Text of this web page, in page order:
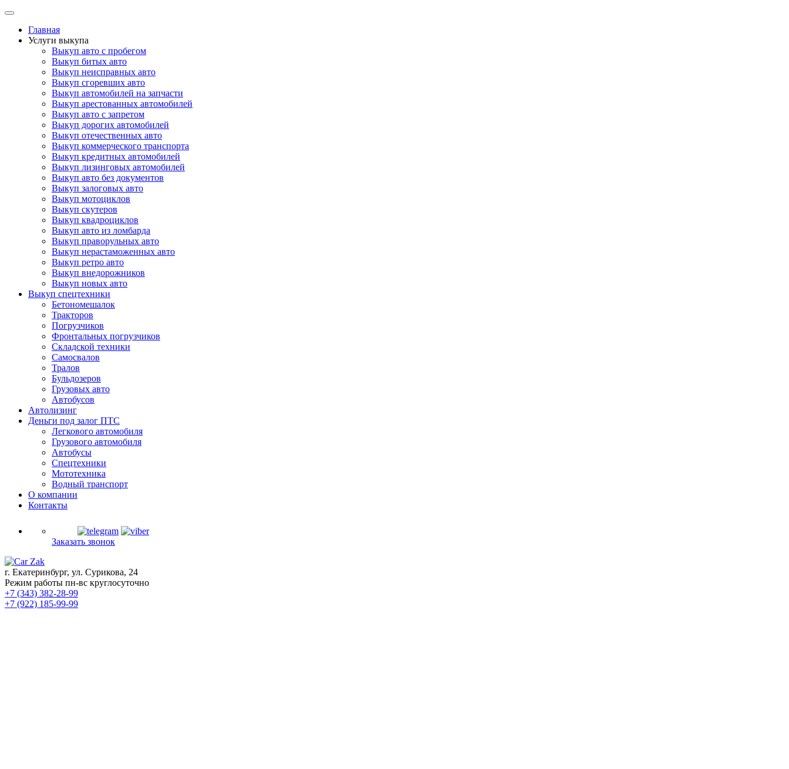
Skip
contentГлавная
Услуги выкупа
Выкуп авто с пробегом
Выкуп битых авто
Выкуп неисправных авто
Выкуп сгоревших авто
Выкуп автомобилей на запчасти
Выкуп арестованных автомобилей
Выкуп авто с запретом
Выкуп дорогих автомобилей
Выкуп отечественных авто
Выкуп коммерческого транспорта
Выкуп кредитных автомобилей
Выкуп лизинговых автомобилей
Выкуп авто без документов
Выкуп залоговых авто
Выкуп мотоциклов
Выкуп скутеров
Выкуп квадроциклов
Выкуп авто из ломбарда
Выкуп праворульных авто
Выкуп нерастаможенных авто
Выкуп ретро авто
Выкуп внедорожников
Выкуп новых авто
Выкуп спецтехники
Бетономешалок
Тракторов
Погрузчиков
Фронтальных погрузчиков
Складской техники
Самосвалов
Тралов
Бульдозеров
Грузовых авто
Автобусов
Автолизинг
Деньги под залог ПТС
Легкового автомобиля
Грузового автомобиля
Автобусы
Спецтехники
Мототехника
Водный транспорт
О компании
Контакты
Заказать звонок
г. Екатеринбург, ул. Сурикова, 24
Режим работы пн-вс круглосуточно
+7 (343) 382-28-99
+7 (922) 185-99-99